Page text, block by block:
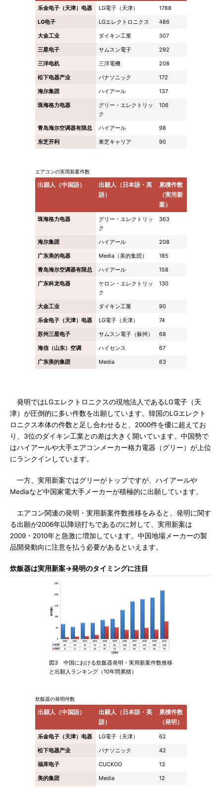
乐金电子（天津）电器 LG電子（天津）
1788
LG电子
LGエレクトロニクス
486
大金工业
ダイキン工業
307
三星电子
サムスン電子
292
三洋电机
三洋電機
208
松下电器产业
パナソニック
172
海尔集团
ハイアール
137
珠海格力电器
グリー・エレクトリッ
ク
106
青岛海尔空调器有限总 ハイアール
98
东芝开利
東芝キャリア 90
エアコンの実用新案件数
出願人（中国語）
出願人（日本語・英
語）
累積件数
（実用新
案）
珠海格力电器
グリー・エレクトリッ
ク
363
海尔集团 ハイアール
208
广东美的电器
Media（美的集団）
185
青岛海尔空调器有限总
ハイアール
158
广东科龙电器
ケロン・エレクトリッ
ク
130
大金工业 ダイキン工業
90
乐金电子（天津）电器
LG電子（天津）
74
苏州三星电子
サムスン電子（蘇州）
68
海信（山东）空调
ハイセンス
67
广东美的集团
Media 63
発明ではLGエレクトロニクスの現地法人であるLG電子（天
津）が圧倒的に多い件数を出願しています。韓国のLGエレクト
ロニクス本体の件数と足し合わせると、2000件を優に超えてお
り、3位のダイキン工業との差は大きく開いています。中国勢で
はハイアールや大手エアコンメーカー格力電器（グリー）が上位
にランクインしています。
一方、実用新案ではグリーがトップですが、ハイアールや
Mediaなど中国家電大手メーカーが積極的に出願しています。
エアコン関連の発明・実用新案件数推移をみると、発明に関す
る出願が2006年以降頭打ちであるのに対して、実用新案は
2009・2010年と急激に増加しています。中国地場メーカーの製
品開発動向に注意を払う必要があるといえます。
炊飯器は実用新案→発明のタイミングに注目
図3 中国における炊飯器発明・実用新案件数推移
と出願人ランキング（10年間累積）
炊飯器の発明件数
出願人（中国語）
出願人（日本語・英
語）
累積件数
（発明）
乐金电子（天津）电器 LG電子（天津）
62
松下电器产业
パナソニック
42
福库电子
CUCKOO
13
美的集团
Media 12